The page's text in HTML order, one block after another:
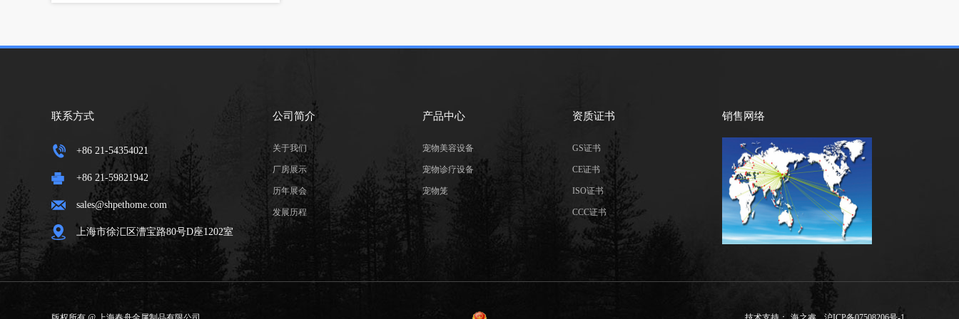
联系方式
+86 21-54354021
+86 21-59821942
sales@shpethome.com
上海市徐汇区漕宝路80号D座1202室
公司简介
关于我们
厂房展示
历年展会
发展历程
产品中心
宠物美容设备
宠物诊疗设备
宠物笼
资质证书
GS证书
CE证书
ISO证书
CCC证书
销售网络